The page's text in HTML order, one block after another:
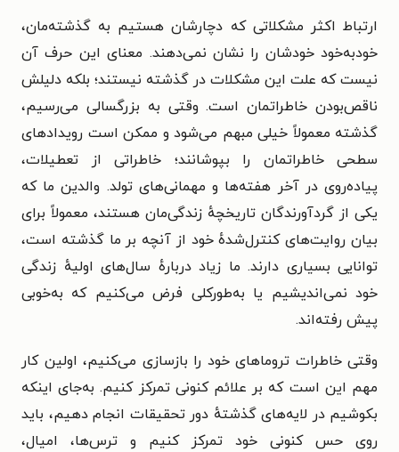
ارتباط اکثر مشکلاتی که دچارشان هستیم به گذشته‌مان،
خودبه‌خود خودشان را نشان نمی‌دهند. معنای این حرف آن
نیست که علت این مشکلات در گذشته نیستند؛ بلکه دلیلش
ناقص‌بودن خاطراتمان است. وقتی به بزرگسالی می‌رسیم،
گذشته معمولاً خیلی مبهم می‌شود و ممکن است رویدادهای
سطحی خاطراتمان را بپوشانند؛ خاطراتی از تعطیلات،
پیاده‌روی در آخر هفته‌ها و مهمانی‌های تولد. والدین ما که
یکی از گردآورندگان تاریخچهٔ زندگی‌مان هستند، معمولاً برای
بیان روایت‌های کنترل‌شدهٔ خود از آنچه بر ما گذشته است،
توانایی بسیاری دارند. ما زیاد دربارهٔ سال‌های اولیهٔ زندگی
خود نمی‌اندیشیم یا به‌طورکلی فرض می‌کنیم که به‌خوبی
پیش رفته‌اند.
وقتی خاطرات تروماهای خود را بازسازی می‌کنیم، اولین کار
مهم این است که بر علائم کنونی تمرکز کنیم. به‌جای اینکه
بکوشیم در لایه‌های گذشتهٔ دور تحقیقات انجام دهیم، باید
روی حس کنونی خود تمرکز کنیم و ترس‌ها، امیال،